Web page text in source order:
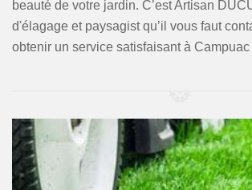
beauté de votre jardin. C’est Artisan
d'élagage et paysagist qu’il vous faut
obtenir un service satisfaisant à Campuac